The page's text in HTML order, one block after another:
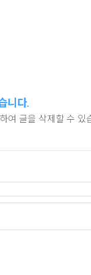
니다.
여 글을 삭제할 수 있